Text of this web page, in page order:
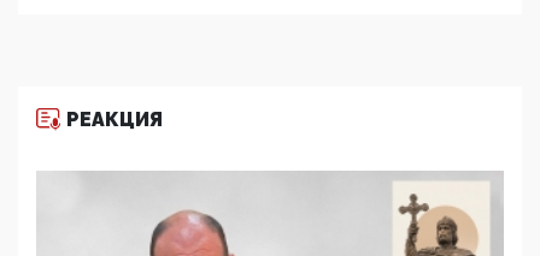
11:53, 09 Июня 2026
деятельность ИИТО ЮНЕСКО в России, но
цифроглобалисты продолжают определять
повестку в образовании
РЕАКЦИЯ